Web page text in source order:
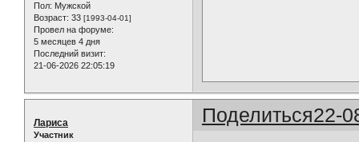
Пол: Мужской
Возраст: 33 [1993-04-01]
Провел на форуме:
5 месяцев 4 дня
Последний визит:
21-06-2026 22:05:19
Поделиться22-
Лариса
Участник